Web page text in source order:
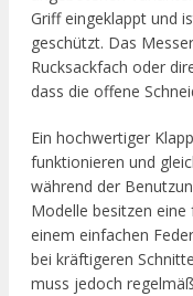
Griff eingeklappt und
geschützt. Das
Rucksackfach oder
dass die offene
Ein hochwertiger
funktionieren und
während der
Modelle besitzen
einem einfachen
bei kräftigeren
muss jedoch